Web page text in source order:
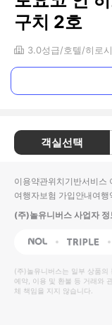
구치 2호
3.0성급 호텔 히로
객실선택
이용약관위치기반서비스
여행자보험 가입안내여행
(주)놀유니버스 사업자 정
NOL Triple
(주)놀유니버스는 일부 상품의
예약, 이용 및 환불 등 거래와
체 책임을 지지 않습니다.